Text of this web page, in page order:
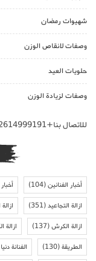
شهيوات رمضان
وصفات لانقاص الوزن
حلويات العيد
وصفات لزيادة الوزن
للاتصال بنا+212614999191
أخبار الفنانين(104)
ازالة التجاعيد(351)
ازالة الكرش(137) ازالة
الطريقة(130) الفنانة